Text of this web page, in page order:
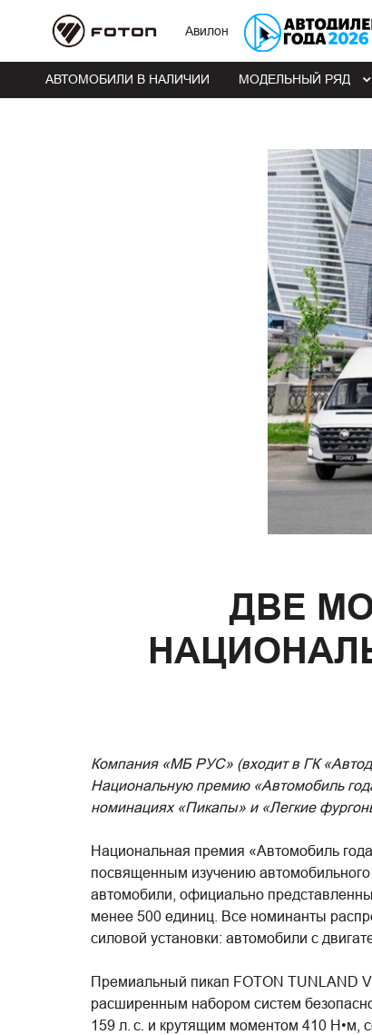
Авилон
АВТОМОБИЛИ В НАЛИЧИИ МОДЕЛЬНЫЙ РЯД
ДВЕ
Компания «МБ РУС» (входит в ГК
Национальную премию «Автомобиль
номинациях «Пикапы» и «Легкие
Национальная премия «Автомобиль
посвященным изучению
автомобили, официально
менее 500 единиц. Все номинанты
силовой установки: автомобили с
Премиальный пикап FOTON TUNLAND
расширенным набором систем
159 л. с. и крутящим моментом 410 Н•м,